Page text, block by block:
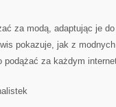
za modą, adaptując je do
pokazuje, jak z
za każdym